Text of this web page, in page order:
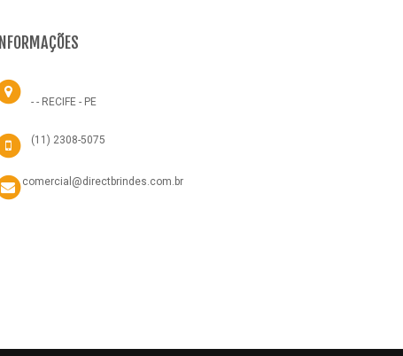
INFORMAÇÕES
- - RECIFE - PE
(11) 2308-5075
comercial@directbrindes.com.br